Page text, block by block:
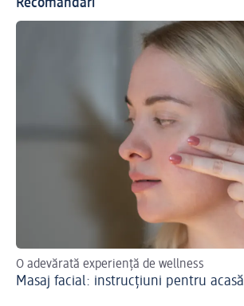
Recomandări
O adevărată experiență de wellness
Masaj facial: instrucțiuni pentru acasă